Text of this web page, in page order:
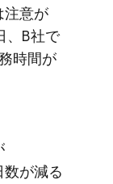
注意が​
、​B社で​
時間が​
が​減る​